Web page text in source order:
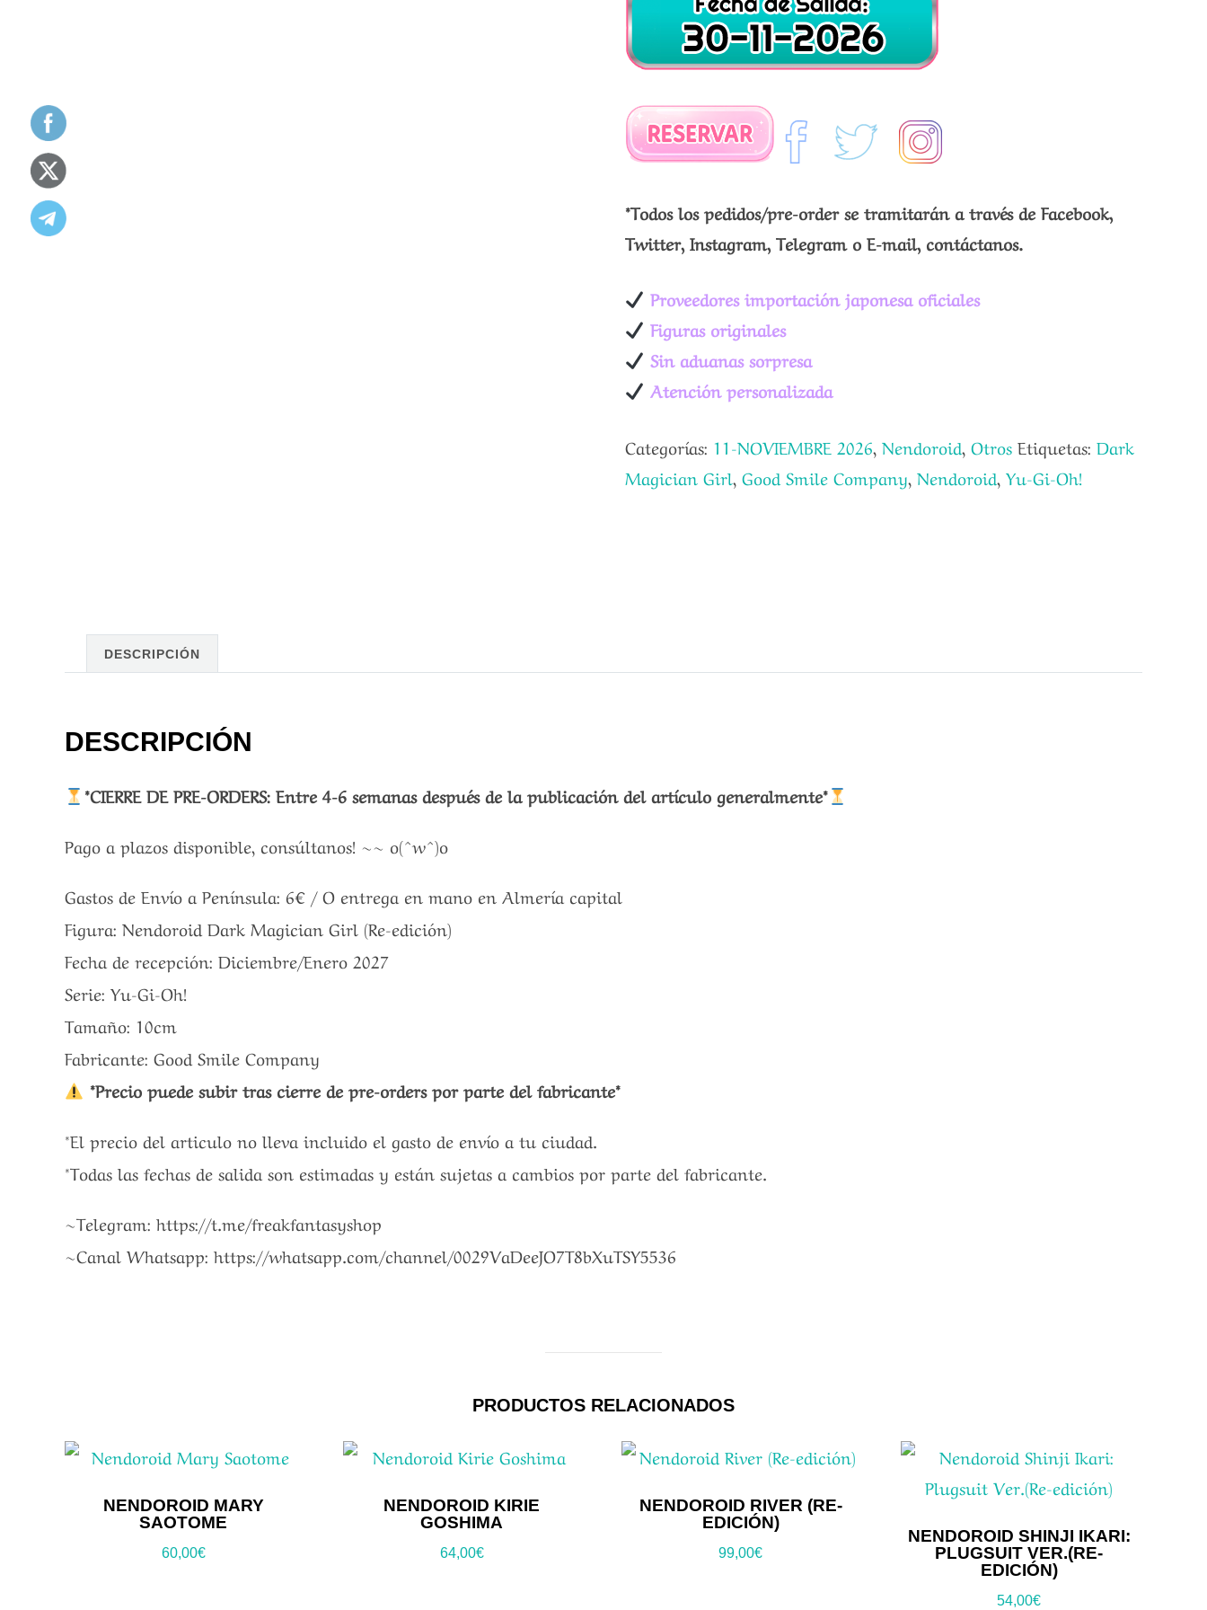
*Todos los pedidos/pre-order se tramitarán a través de Facebook,
Twitter, Instagram, Telegram o E-mail, contáctanos.
Proveedores importación japonesa oficiales
Figuras originales
Sin aduanas sorpresa
Atención personalizada
Categorías: 11-NOVIEMBRE 2026, Nendoroid, Otros Etiquetas: Dark
Magician Girl, Good Smile Company, Nendoroid, Yu-Gi-Oh!
DESCRIPCIÓN
DESCRIPCIÓN
*CIERRE DE PRE-ORDERS: Entre 4-6 semanas después de la publicación del artículo generalmente*
Pago a plazos disponible, consúltanos! ~~ o(^w^)o
Gastos de Envío a Península: 6€ / O entrega en mano en Almería capital
Figura: Nendoroid Dark Magician Girl (Re-edición)
Fecha de recepción: Diciembre/Enero 2027
Serie: Yu-Gi-Oh!
Tamaño: 10cm
Fabricante: Good Smile Company
*Precio puede subir tras cierre de pre-orders por parte del fabricante*
*El precio del articulo no lleva incluido el gasto de envío a tu ciudad.
*Todas las fechas de salida son estimadas y están sujetas a cambios por parte del fabricante.
~Telegram: https://t.me/freakfantasyshop
~Canal Whatsapp: https://whatsapp.com/channel/0029VaDeeJO7T8bXuTSY5536
PRODUCTOS RELACIONADOS
NENDOROID MARY
SAOTOME
60,00€
NENDOROID KIRIE
GOSHIMA
64,00€
NENDOROID RIVER (RE-
EDICIÓN)
99,00€
NENDOROID SHINJI IKARI:
PLUGSUIT VER.(RE-
EDICIÓN)
54,00€